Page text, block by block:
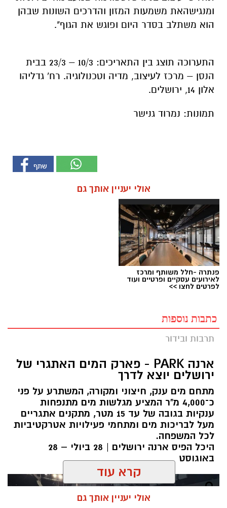
ומנגישהאת משמעות המזון והדרכים השונות שבהן
הוא משתלב בסדר היום ופוגש את הגוף".
התערוכה תוצג בין התאריכים: 10/3 – 23/3 בבית
הנסן – מרכז לעיצוב, מדיה וטכנולוגיה. רח' גדליהו
אלון 14, ירושלים.
תמונות: נמרוד גנישר
אולי יעניין אותך גם
פנתרה -חלל משותף ומרכז
לאירועים עסקיים ופרטיים ועוד
לפרטים לחצו >>
כתבות נוספות
תרבות ובידור
ארנה PARK - פארק המים האתגרי של
ירושלים יוצא לדרך
מתחם מים ענק, חיצוני ומקורה, המשתרע על פני
כ־4,000 מ"ר המציע מגלשות מים מתנפחות
ענקיות בגובה של עד 15 מטר, מתקנים אתגריים
מעל לבריכות מים ומתחמי פעילויות אטרקטיביות
לכל המשפחה.
היכל הפיס ארנה ירושלים | 28 ביולי – 28
באוגוסט
קרא עוד
אולי יעניין אותך גם